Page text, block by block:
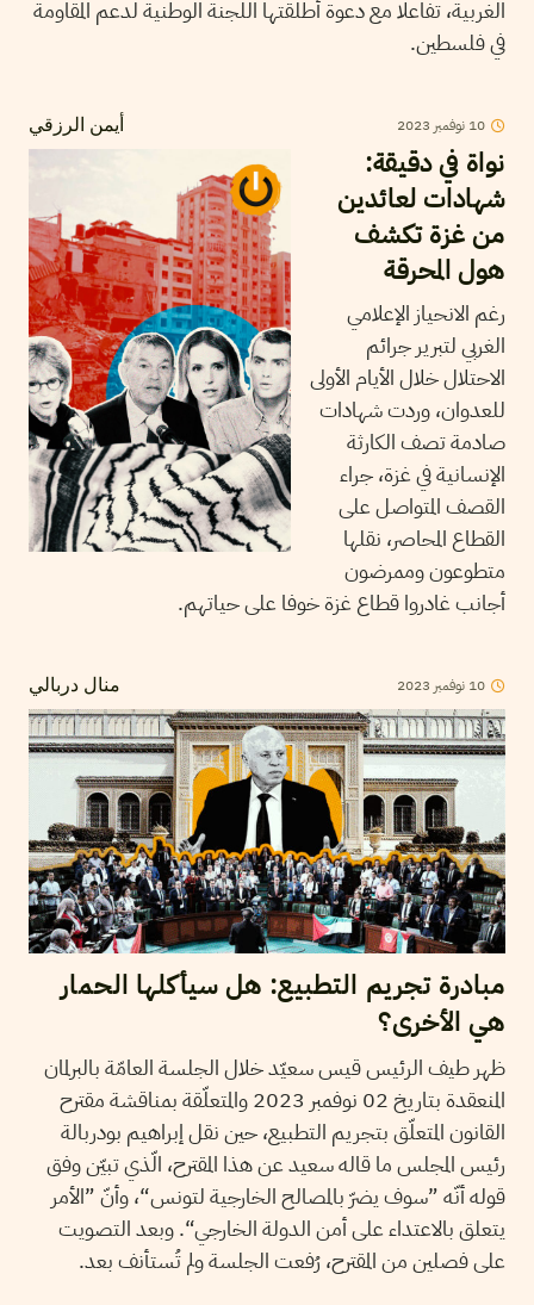
الغربية، تفاعلا مع دعوة أطلقتها اللجنة الوطنية لدعم المقاومة
في فلسطين.
أيمن الرزقي 10 نوفمبر 2023
نواة في دقيقة:
شهادات لعائدين
من غزة تكشف
هول المحرقة
رغم الانحياز الإعلامي
الغربي لتبرير جرائم
الاحتلال خلال الأيام الأولى
للعدوان، وردت شهادات
صادمة تصف الكارثة
الإنسانية في غزة، جراء
القصف المتواصل على
القطاع المحاصر، نقلها
متطوعون وممرضون
أجانب غادروا قطاع غزة خوفا على حياتهم.
منال دربالي 10 نوفمبر 2023
مبادرة تجريم التطبيع: هل سيأكلها الحمار
هي الأخرى؟
ظهر طيف الرئيس قيس سعيّد خلال الجلسة العامّة بالبرلمان
المنعقدة بتاريخ 02 نوفمبر 2023 والمتعلّقة بمناقشة مقترح
القانون المتعلّق بتجريم التطبيع، حين نقل إبراهيم بودربالة
رئيس المجلس ما قاله سعيد عن هذا المقترح، الّذي تبيّن وفق
قوله أنّه ”سوف يضرّ بالمصالح الخارجية لتونس“، وأنّ ”الأمر
يتعلق بالاعتداء على أمن الدولة الخارجي“. وبعد التصويت
على فصلين من المقترح، رُفعت الجلسة ولم تُستأنف بعد.